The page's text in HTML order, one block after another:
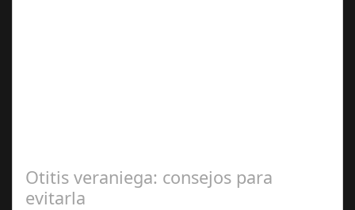
Otitis veraniega: consejos para
evitarla